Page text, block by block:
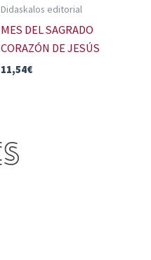
Didaskalos editorial
MES DEL SAGRADO
CORAZÓN DE JESÚS
11,54€